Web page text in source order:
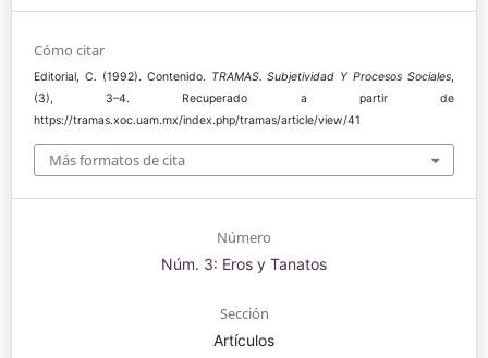
Cómo citar
Editorial, C. (1992). Contenido. TRAMAS. Subjetividad Y Procesos Sociales,
(3), 3–4. Recuperado a partir de
https://tramas.xoc.uam.mx/index.php/tramas/article/view/41
Más formatos de cita
Número
Núm. 3: Eros y Tanatos
Sección
Artículos